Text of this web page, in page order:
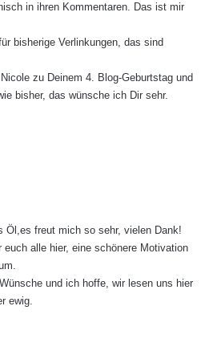
in ihren Kommentaren. Das ist mir
bisherige Verlinkungen, das sind
zu Deinem 4. Blog-Geburtstag und
bisher, das wünsche ich Dir sehr.
Öl,es freut mich so sehr, vielen Dank!
euch alle hier, eine schönere Motivation
und ich hoffe, wir lesen uns hier
ewig.